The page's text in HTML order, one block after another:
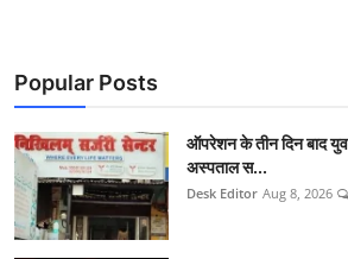
Popular Posts
ऑपरेशन के तीन दिन बाद
अस्पताल स...
Desk Editor Aug 8, 2026